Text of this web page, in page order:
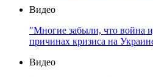
Видео
"Многие забыли, что война
причинах кризиса на
Видео